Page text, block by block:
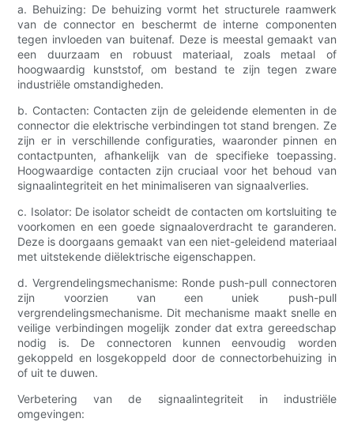
a. Behuizing: De behuizing vormt het structurele raamwerk
van de connector en beschermt de interne componenten
tegen invloeden van buitenaf. Deze is meestal gemaakt van
een duurzaam en robuust materiaal, zoals metaal of
hoogwaardig kunststof, om bestand te zijn tegen zware
industriële omstandigheden.
b. Contacten: Contacten zijn de geleidende elementen in de
connector die elektrische verbindingen tot stand brengen. Ze
zijn er in verschillende configuraties, waaronder pinnen en
contactpunten, afhankelijk van de specifieke toepassing.
Hoogwaardige contacten zijn cruciaal voor het behoud van
signaalintegriteit en het minimaliseren van signaalverlies.
c. Isolator: De isolator scheidt de contacten om kortsluiting te
voorkomen en een goede signaaloverdracht te garanderen.
Deze is doorgaans gemaakt van een niet-geleidend materiaal
met uitstekende diëlektrische eigenschappen.
d. Vergrendelingsmechanisme: Ronde push-pull connectoren
zijn voorzien van een uniek push-pull
vergrendelingsmechanisme. Dit mechanisme maakt snelle en
veilige verbindingen mogelijk zonder dat extra gereedschap
nodig is. De connectoren kunnen eenvoudig worden
gekoppeld en losgekoppeld door de connectorbehuizing in
of uit te duwen.
Verbetering van de signaalintegriteit in industriële
omgevingen: